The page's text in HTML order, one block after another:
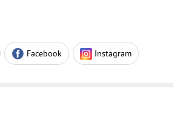
Facebook Instagram